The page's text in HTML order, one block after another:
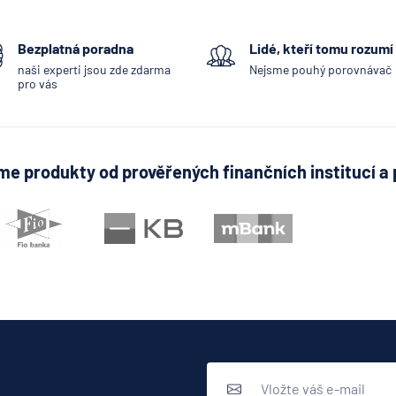
Bezplatná poradna
naši experti jsou zde zdarma
pro vás
Lidé, kteří tomu rozumí
Nejsme pouhý porovnávač
produkty od prověřených finančních institucí a